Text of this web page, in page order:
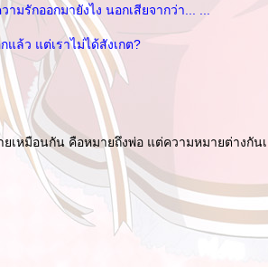
มรักออกมายังไง นอกเสียจากว่า... ...
ล้ว แต่เราไม่ได้สังเกต?
หมือนกัน คือหมายถึงพ่อ แต่ความหมายต่างกัน